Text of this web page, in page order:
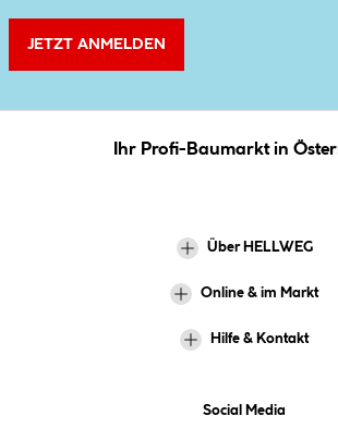
JETZT ANMELDEN
Ihr Profi-Baumarkt in
Über HELLWEG
Online & im Markt
Hilfe & Kontakt
Social Media